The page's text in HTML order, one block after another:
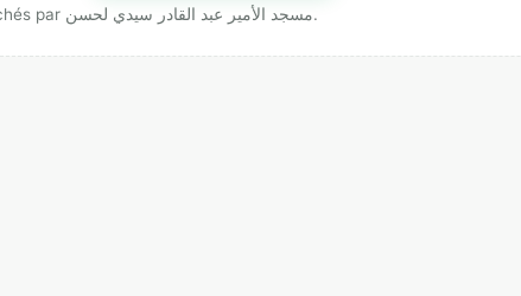
Horaires officiels affichés par مسجد الأمير عبد القادر سيدي لحسن.